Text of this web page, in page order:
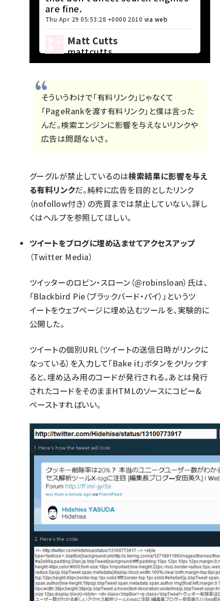
are fine.
Thu Apr 29 05:53:28 +0000 2010 via web
Matt Cutts
mattcutts
そういうわけで「有料リンク」じゃなくて
「PageRankを渡す有料リンク」と僕は言った
んだ。検索エンジンに影響を与えないリンクや
広告は問題ないさ。
グーグルが禁止しているのは検索結果に影響を与え
る有料リンクだ。純粋に広告を目的としたリンク
（nofollow付き）の売買までは禁止していない。詳し
くはヘルプを参照してほしい。
ツイートをブログに埋め込ませてアクセスアップ
（Twitter Media）
ツイッターのロビン・スローン（@robinsloan）氏は、
「Blackbird Pie （ブラックバード・パイ）」というツ
イートをウェブページに埋め込むツールを、実験的に
公開した。
ツイートの個別URL（ツイートの送信日時がリンクに
なっている）を入力して「Bake it」ボタンをクリックす
ると、埋め込み用のコードが発行される。あとは発行
されたコードをそのままHTMLのソースにコピー&
ペーストすればいい。